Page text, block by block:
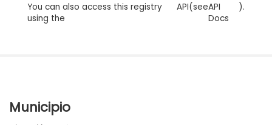
You can also access this registry
using the
API(seeAPI
Docs
).
Municipio